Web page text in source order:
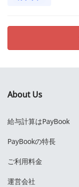
About Us
給与計算はPayBook
PayBookの特長
ご利用料金
運営会社